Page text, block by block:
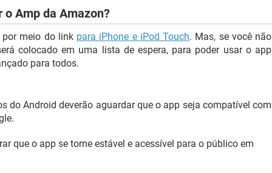
o Amp da Amazon?
por meio do link para iPhone e iPod Touch. Mas, se você não
colocado em uma lista de espera, para poder usar o app
para todos.
do Android deverão aguardar que o app seja compatível com
que o app se torne estável e acessível para o público em